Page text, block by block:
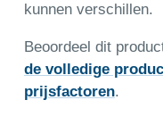
kunnen verschillen.
Beoordeel dit
de volledige
prijsfactoren.